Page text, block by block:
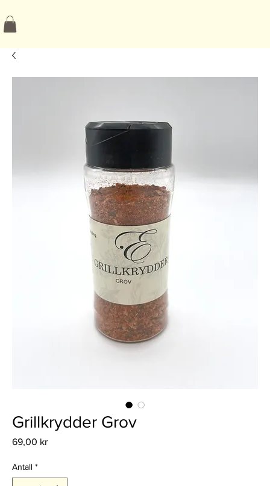
Grillkrydder Grov
69,00 krPris
Antall *